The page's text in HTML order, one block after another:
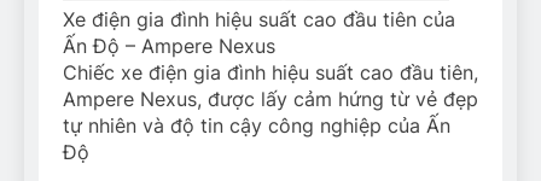
Xe điện gia đình hiệu suất cao đầu tiên của
Ấn Độ – Ampere Nexus
Chiếc xe điện gia đình hiệu suất cao đầu tiên,
Ampere Nexus, được lấy cảm hứng từ vẻ đẹp
tự nhiên và độ tin cậy công nghiệp của Ấn
Độ